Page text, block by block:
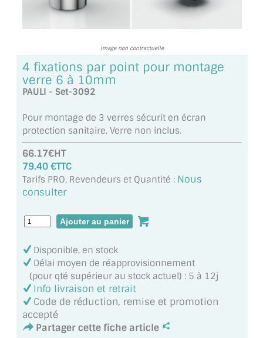
TOUS LES TARIFS AU M2
INSPIRATIONS ET NOUVEAUTÉS
AMBIANCE LAITON BROSSÉ
MIROIRS VIEILLIS AMBIANCE BRASSERIE
MIROIR VIEILLI
MIROIR DÉCORATIF DE COULEUR
LOTS DE MIROIRS EN MOZAÏQUE
MIROIR POUR PORTE
MIROIR DE SALLE DE BAIN
MIROIR PAROI DE DOUCHE
MIROIR POUR SALLE DE SPORT
Image non contractuelle
4 fixations par point pour montage
verre 6 à 10mm
PAULI - Set-3092
Pour montage de 3 verres sécurit en écran
protection sanitaire. Verre non inclus.
66.17€HT
79.40 €TTC
Tarifs PRO, Revendeurs et Quantité : Nous
consulter
Disponible, en stock
Délai moyen de réapprovisionnement
(pour qté supérieur au stock actuel) : 5 à 12j
Info livraison et retrait
Code de réduction, remise et promotion
accepté
Partager cette fiche article